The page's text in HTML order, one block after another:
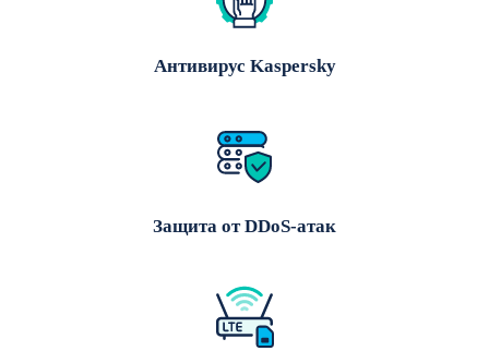
Антивирус Kaspersky
Защита от DDoS-атак